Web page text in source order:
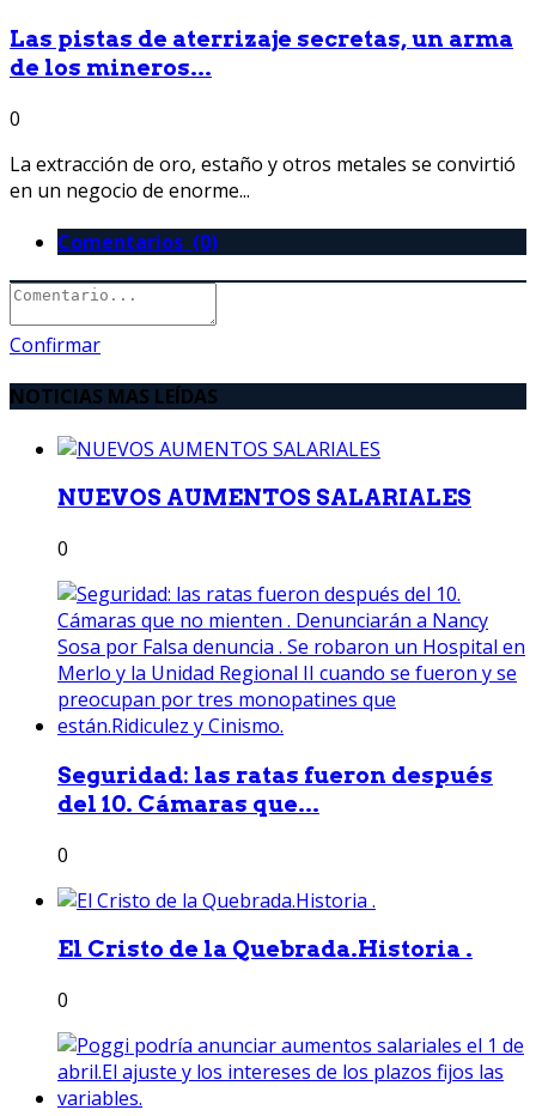
Las pistas de aterrizaje secretas, un arma
de los mineros...
0
La extracción de oro, estaño y otros metales se convirtió
en un negocio de enorme...
Comentarios (0)
Confirmar
NOTICIAS MAS LEÍDAS
NUEVOS AUMENTOS SALARIALES
0
Seguridad: las ratas fueron después
del 10. Cámaras que...
0
El Cristo de la Quebrada.Historia .
0